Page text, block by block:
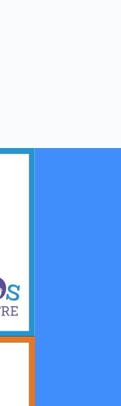
Alojamiento, Actividades & Eventos,
Consultoría.